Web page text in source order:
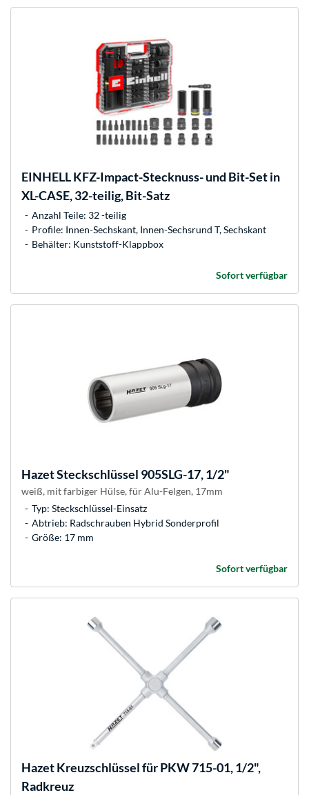
EINHELLKFZ-Impact-Stecknuss- und Bit-Set in
XL-CASE, 32-teilig, Bit-Satz
Anzahl Teile: 32 -teilig
Profile: Innen-Sechskant, Innen-Sechsrund T, Sechskant
Behälter: Kunststoff-Klappbox
Sofort verfügbar
HazetSteckschlüssel 905SLG-17, 1/2"
weiß, mit farbiger Hülse, für Alu-Felgen, 17mm
Typ: Steckschlüssel-Einsatz
Abtrieb: Radschrauben Hybrid Sonderprofil
Größe: 17 mm
Sofort verfügbar
HazetKreuzschlüssel für PKW 715-01, 1/2",
Radkreuz